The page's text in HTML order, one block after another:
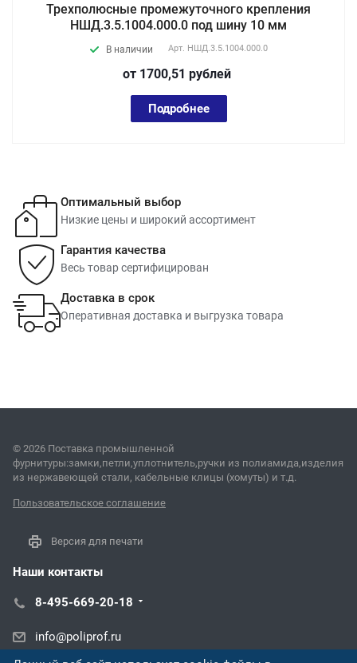
Трехполюсные промежуточного крепления
НШД.3.5.1004.000.0 под шину 10 мм
В наличии Арт. НШД.3.5.1004.000.0
от 1700,51 рублей
Подробнее
Оптимальный выбор
Низкие цены и широкий ассортимент
Гарантия качества
Весь товар сертифицирован
Доставка в срок
Оперативная доставка и выгрузка товара
© 2026 Поставка промышленной
фурнитуры:замки,петли,уплотнитель,ручки из полиамида,изделия
из нержавеющей стали, кабельные клицы (хомуты) и т.д.
Пользовательское соглашение
Версия для печати
Наши контакты
8-495-669-20-18
info@poliprof.ru